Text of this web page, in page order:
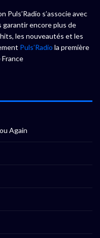
Puls’Radio s’associe avec
encore plus de
les nouveautés et les
Puls’Radio la première
France
Again